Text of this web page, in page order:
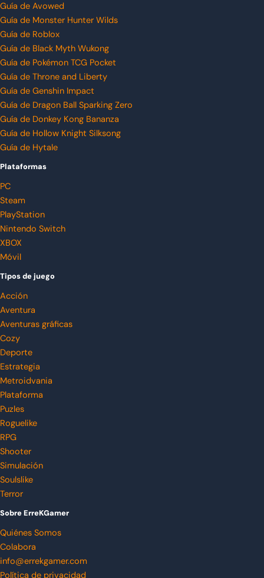
Guía de Avowed
Guía de Monster Hunter Wilds
Guía de Roblox
Guía de Black Myth Wukong
Guía de Pokémon TCG Pocket
Guía de Throne and Liberty
Guía de Genshin Impact
Guía de Dragon Ball Sparking Zero
Guía de Donkey Kong Bananza
Guía de Hollow Knight Silksong
Guía de Hytale
Plataformas
PC
Steam
PlayStation
Nintendo Switch
XBOX
Móvil
Tipos de juego
Acción
Aventura
Aventuras gráficas
Cozy
Deporte
Estrategia
Metroidvania
Plataforma
Puzles
Roguelike
RPG
Shooter
Simulación
Soulslike
Terror
Sobre ErreKGamer
Quiénes Somos
Colabora
info@errekgamer.com
Política de privacidad